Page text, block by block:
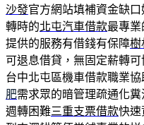
沙發官方網站填補資金缺
轉時的北屯汽車借款最專
提供的服務有借錢有保障樹
可退息借貸，無固定薪轉
台中北屯區機車借款職業
肥需求眾的暗管理疏通化
週轉困難三重支票借款快速